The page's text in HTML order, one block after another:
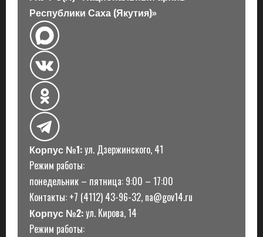
Республики Саха (Якутия)»
Корпус №1:ул. Дзержинского, 41
Режим работы:
понедельник – пятница: 9:00 – 17:00
Контакты: +7 (4112) 43-96-32, na@gov14.ru
Корпус №2:ул. Кирова, 14
Режим работы: